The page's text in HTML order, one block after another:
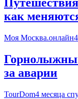
как
Моя Москва.онлайн
за аварии
TourDom4 месяца